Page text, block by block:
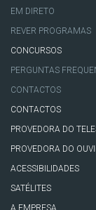
EM DIRETO
REVER PROGRAMAS
CONCURSOS
PERGUNTAS
CONTACTOS
CONTACTOS
PROVEDORA DO
PROVEDORA DO
ACESSIBILIDADES
SATÉLITES
A EMPRESA